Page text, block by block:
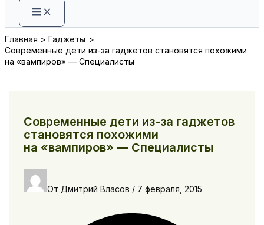
Главная
Гаджеты
Современные дети из-за гаджетов становятся похожими
на «вампиров» — Специалисты
Современные дети из-за гаджетов
становятся похожими
на «вампиров» — Специалисты
От Дмитрий Власов / 7 февраля, 2015